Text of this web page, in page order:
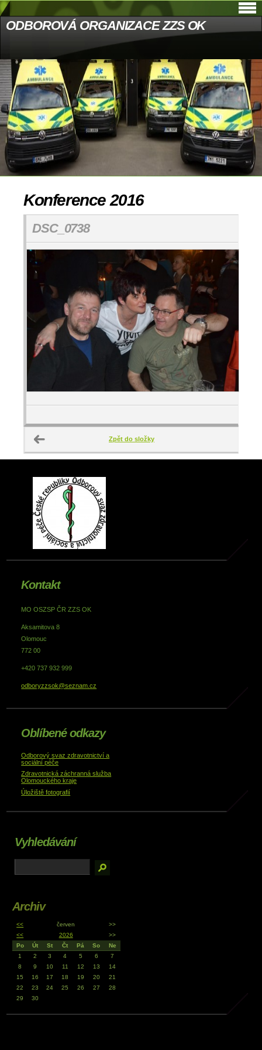
ODBOROVÁ ORGANIZACE ZZS OK
Konference 2016
DSC_0738
Zpět do složky
Kontakt
MO OSZSP ČR ZZS OK
Aksamitova 8
Olomouc
772 00
+420 737 932 999
odboryzzsok@seznam.cz
Oblíbené odkazy
Odborový svaz zdravotnictví a
sociální péče
Zdravotnická záchranná služba
Olomouckého kraje
Úložiště fotografií
Vyhledávání
Archiv
<< červen
>>
<<
2026
>>
Po
Út St Čt Pá So
Ne
1
2 3 4 5 6
7
8
9 10 11 12 13
14
15
16 17 18 19 20
21
22
23 24 25 26 27
28
29
30